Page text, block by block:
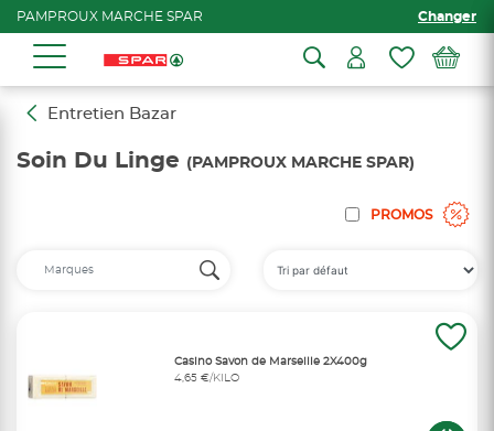
PAMPROUX MARCHE SPAR Changer
Entretien Bazar
Soin Du Linge (PAMPROUX MARCHE SPAR)
PROMOS
Casino Savon de Marseille 2X400g
4,65 €/KILO